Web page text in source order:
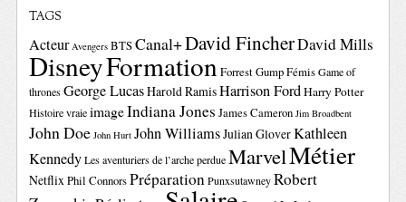
TAGS
Acteur Avengers BTSCanal+David FincherDavid Mills
DisneyFormation Forrest GumpFémis Game of
thrones George LucasHarold RamisHarrison FordHarry Potter
Histoire vraie imageIndiana Jones James Cameron Jim Broadbent
John Doe John Hurt John WilliamsJulian GloverKathleen
Kennedy Les aventuriers de l’arche perdue MarvelMétier
Netflix Phil ConnorsPréparation Punxsutawney Robert